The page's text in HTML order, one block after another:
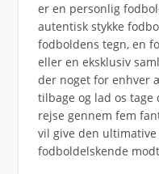
er en personlig
autentisk stykke
fodboldens tegn, en
eller en eksklusiv
der noget for enhver
tilbage og lad os
rejse gennem fem
vil give den
fodboldelskende